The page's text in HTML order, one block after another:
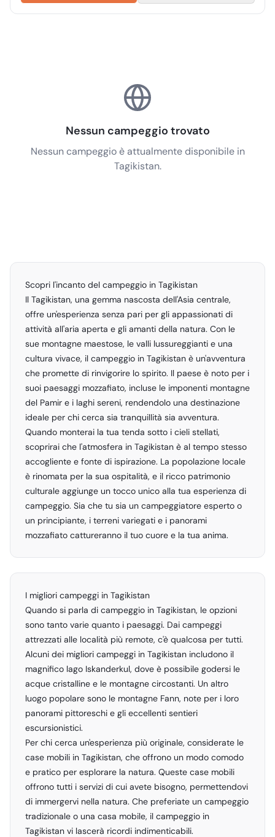
Nessun campeggio trovato
Nessun campeggio è attualmente disponibile in
Tagikistan.
Scopri l'incanto del campeggio in Tagikistan
Il Tagikistan, una gemma nascosta dell'Asia centrale,
offre un'esperienza senza pari per gli appassionati di
attività all'aria aperta e gli amanti della natura. Con le
sue montagne maestose, le valli lussureggianti e una
cultura vivace, il campeggio in Tagikistan è un'avventura
che promette di rinvigorire lo spirito. Il paese è noto per i
suoi paesaggi mozzafiato, incluse le imponenti montagne
del Pamir e i laghi sereni, rendendolo una destinazione
ideale per chi cerca sia tranquillità sia avventura.
Quando monterai la tua tenda sotto i cieli stellati,
scoprirai che l'atmosfera in Tagikistan è al tempo stesso
accogliente e fonte di ispirazione. La popolazione locale
è rinomata per la sua ospitalità, e il ricco patrimonio
culturale aggiunge un tocco unico alla tua esperienza di
campeggio. Sia che tu sia un campeggiatore esperto o
un principiante, i terreni variegati e i panorami
mozzafiato cattureranno il tuo cuore e la tua anima.
I migliori campeggi in Tagikistan
Quando si parla di campeggio in Tagikistan, le opzioni
sono tanto varie quanto i paesaggi. Dai campeggi
attrezzati alle località più remote, c'è qualcosa per tutti.
Alcuni dei migliori campeggi in Tagikistan includono il
magnifico lago Iskanderkul, dove è possibile godersi le
acque cristalline e le montagne circostanti. Un altro
luogo popolare sono le montagne Fann, note per i loro
panorami pittoreschi e gli eccellenti sentieri
escursionistici.
Per chi cerca un'esperienza più originale, considerate le
case mobili in Tagikistan, che offrono un modo comodo
e pratico per esplorare la natura. Queste case mobili
offrono tutti i servizi di cui avete bisogno, permettendovi
di immergervi nella natura. Che preferiate un campeggio
tradizionale o una casa mobile, il campeggio in
Tagikistan vi lascerà ricordi indimenticabili.